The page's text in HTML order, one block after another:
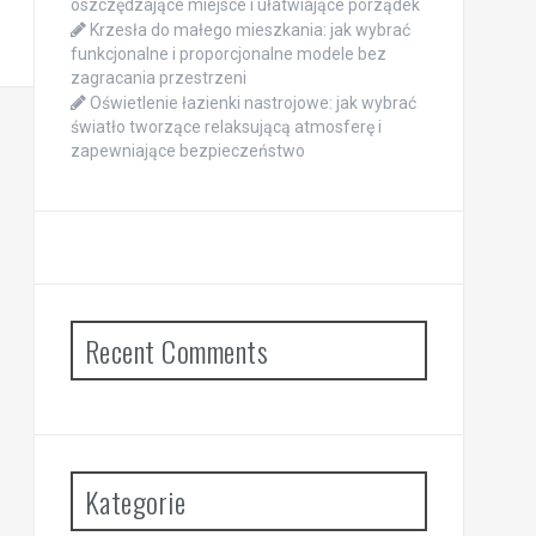
oszczędzające miejsce i ułatwiające porządek
Krzesła do małego mieszkania: jak wybrać
funkcjonalne i proporcjonalne modele bez
zagracania przestrzeni
Oświetlenie łazienki nastrojowe: jak wybrać
światło tworzące relaksującą atmosferę i
zapewniające bezpieczeństwo
Recent Comments
Kategorie